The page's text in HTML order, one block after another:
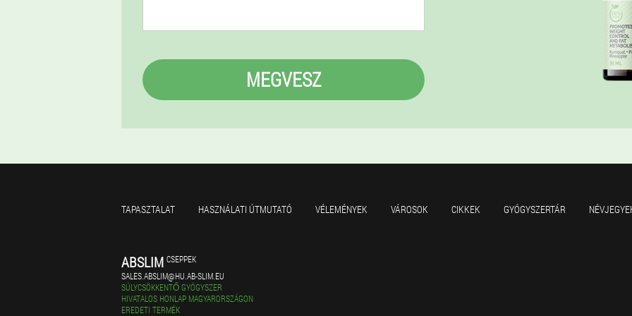
MEGVESZ
TAPASZTALAT HASZNÁLATI ÚTMUTATÓ VÉLEMÉNYEK VÁROSOK CIKKEK GYÓGYSZERTÁR
ABSLIM CSEPPEK
SALES.ABSLIM@HU.AB-SLIM.EU
SÚLYCSÖKKENTŐ GYÓGYSZER
HIVATALOS HONLAP MAGYARORSZÁGON
EREDETI TERMÉK